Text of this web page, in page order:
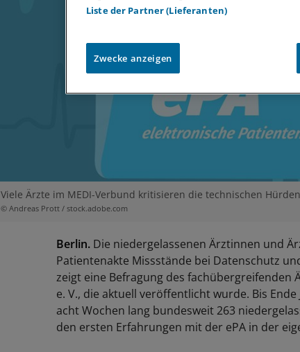
Viele Ärzte im MEDI-Verbund kritisieren die technischen
© Andreas Prott / stock.adobe.com
Berlin. Die niedergelassenen Ärztinnen und
Patientenakte Missstände bei Datenschutz
zeigt eine Befragung des fachübergreifenden
e. V., die aktuell veröffentlicht wurde. Bis
acht Wochen lang bundesweit 263
den ersten Erfahrungen mit der ePA in der
Liste der Partner (Lieferanten)
Zwecke anzeigen